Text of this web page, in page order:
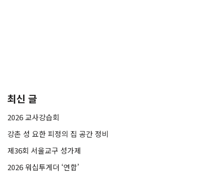
최신 글
2026 교사강습회
강촌 성 요한 피정의 집 공간 정비
제36회 서울교구 성가제
2026 워십투게더 ‘연합’